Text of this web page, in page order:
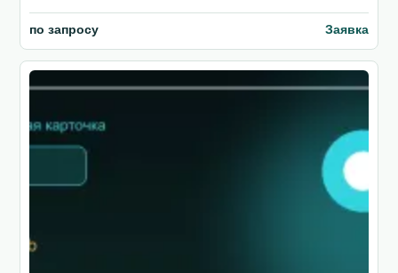
по запросу Заявка